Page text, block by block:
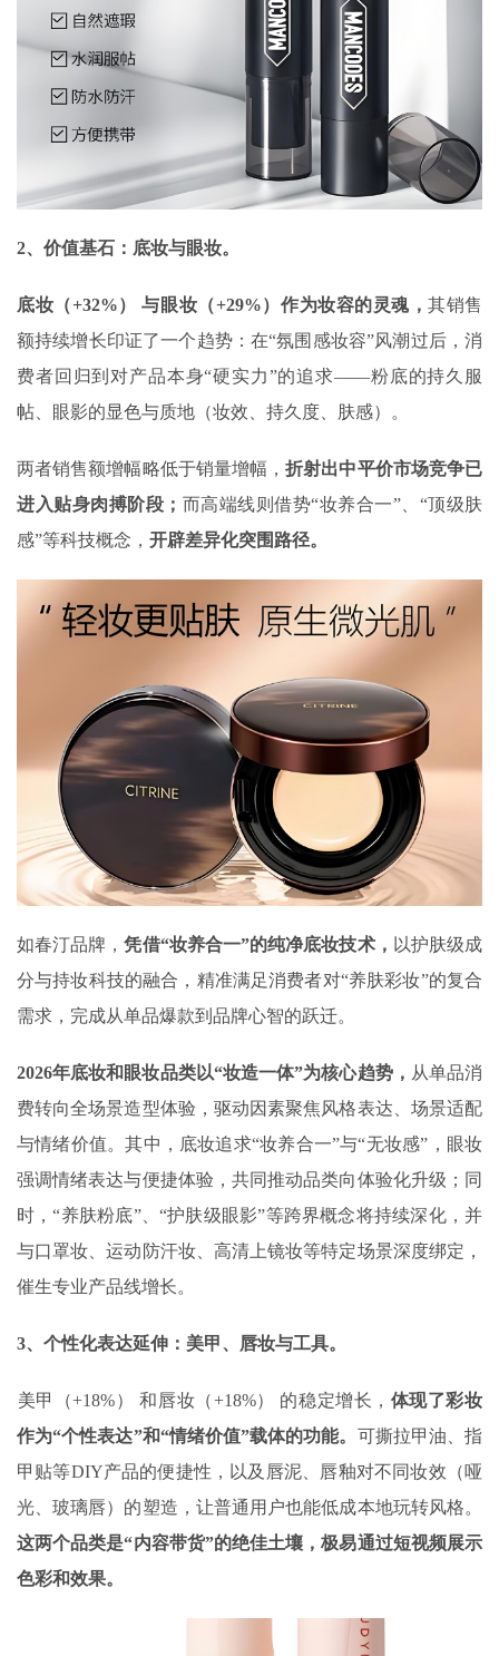
2、价值基石：底妆与眼妆‌。
底妆（+32%） 与眼妆（+29%） 作为妆容的灵魂，其销售
额持续增长印证了一个趋势：在“氛围感妆容”风潮过后，消
费者回归到对产品本身“硬实力”的追求——粉底的持久服
帖、眼影的显色与质地（妆效、持久度、肤感）。
两者销售额增幅略低于销量增幅，折射出中平价市场竞争已
进入贴身肉搏阶段； 而高端线则借势“妆养合一”、“顶级肤
感”等科技概念， 开辟差异化突围路径。
如春汀品牌，凭借“妆养合一”的纯净底妆技术， 以护肤级成
分与持妆科技的融合，精准满足消费者对“养肤彩妆”的复合
需求，完成从单品爆款到品牌心智的跃迁。
2026年底妆和眼妆品类以“妆造一体”为核心趋势， 从单品消
费转向全场景造型体验，驱动因素聚焦风格表达、场景适配
与情绪价值。其中，底妆追求“妆养合一”与“无妆感”，眼妆
强调情绪表达与便捷体验，共同推动品类向体验化升级；同
时，“养肤粉底”、“护肤级眼影”等跨界概念将持续深化，并
与口罩妆、运动防汗妆、高清上镜妆等特定场景深度绑定，
催生专业产品线增长。
3、个性化表达延伸：美甲、唇妆与工具。
‌美甲（+18%）‌ 和‌唇妆（+18%）‌ 的稳定增长， 体现了彩妆
作为“个性表达”和“情绪价值”载体的功能。 可撕拉甲油、指
甲贴等DIY产品的便捷性，以及唇泥、唇釉对不同妆效（哑
光、玻璃唇）的塑造，让普通用户也能低成本地玩转风格。
这两个品类是“内容带货”的绝佳土壤，极易通过短视频展示
色彩和效果。